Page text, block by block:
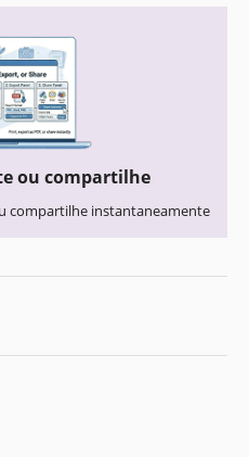
ou compartilhe
compartilhe instantaneamente